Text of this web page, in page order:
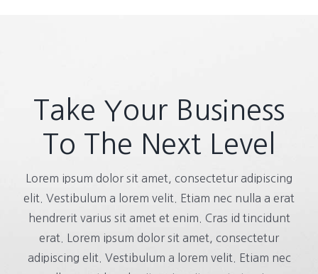
Take Your Business
To The Next Level
Lorem ipsum dolor sit amet, consectetur adipiscing
elit. Vestibulum a lorem velit. Etiam nec nulla a erat
hendrerit varius sit amet et enim. Cras id tincidunt
erat. Lorem ipsum dolor sit amet, consectetur
adipiscing elit. Vestibulum a lorem velit. Etiam nec